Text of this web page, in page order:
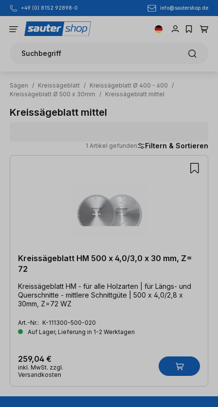
Zum Hauptinhalt springen
+49 (0) 8152 92898-0 info@sautershop.de
Suchbegriff
Sägen / Kreissägeblatt / Kreissägeblatt Ø 400 - 600
/
Kreissägeblatt Ø 500 x 30mm
/ Kreissägeblatt mittel
Kreissägeblatt mittel
1 Artikel gefunden Filtern & Sortieren
1 Artikel gefunden
Kreissägeblatt HM 500 x 4,0/3,0 x 30 mm, Z=
72
Kreissägeblatt HM - für alle Holzarten | für Längs- und
Querschnitte - mittlere Schnittgüte | 500 x 4,0/2,8 x
30mm, Z=72 WZ
Art.-Nr.: K-111300-500-020
Auf Lager, Lieferung in 1-2 Werktagen
259,04 €
inkl. MwSt. zzgl.
Versandkosten